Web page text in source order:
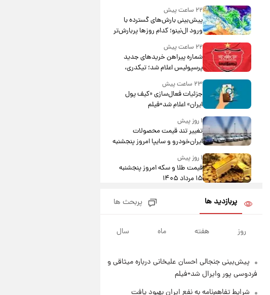
۲۲ ساعت پیش
پیش‌بینی بارش‌های گسترده با
ورود ال‌نینو؛ کدام روزها پربارش‌تر
۲۲ ساعت پیش
شماره پیراهن خریدهای جدید
پرسپولیس اعلام شد؛ تیکدری،
۲۳ ساعت پیش
جزئیات فعال‌سازی «کیف پول
ایران» اعلام شد+فیلم
۱ روز پیش
تغییر تند قیمت محصولات
ایران‌خودرو و سایپا امروز پنجشنبه
۱۵ مرداد ۱۴۰۵ +جدول
۱ روز پیش
قیمت طلا و سکه امروز پنجشنبه
۱۵ مرداد ۱۴۰۵
شارژ جدید کالابرگ برای سه
دهک؛ جزئیات اعلام شد
۱ روز پیش
سهند و ساینا با اقساط بلندمدت +
جدول۱ روز پیش
سیگنال‌های جدید برای بازار طلا؛
پیش‌بینی قیمت سکه و طلا فردا
پربازدید ها پربحث ها
روز هفته ماه سال
پیش‌بینی جنجالی احسان علیخانی درباره میثاقی و
فردوسی پور وایرال شد+فیلم
شرایط تفاهم‌نامه به نفع ایران بهبود یافت